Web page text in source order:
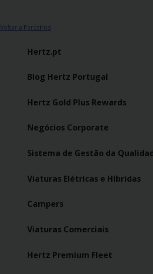
Serviços
Campers
Alugueres
Lojas
Hertz
Voltar a Parceiros
Hertz.pt
Blog Hertz Portugal
Hertz Gold Plus Rewards
Negócios Corporate
Sistema de Gestão da
Viaturas Elétricas e Híbridas
Campers
Viaturas Comerciais
Hertz Premium Fleet